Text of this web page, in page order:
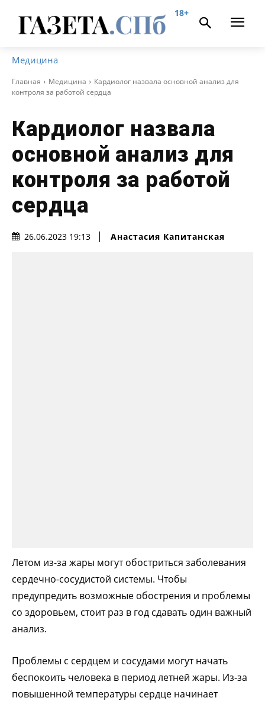
18+
Медицина
Главная Медицина
Кардиолог назвала основной анализ для
контроля за работой сердца
Кардиолог назвала
основной анализ для
контроля за работой
сердца
26.06.2023 19:13 Анастасия Капитанская
Летом из-за жары могут обостриться заболевания
сердечно-сосудистой системы. Чтобы
предупредить возможные обострения и проблемы
со здоровьем, стоит раз в год сдавать один важный
анализ.
Проблемы с сердцем и сосудами могут начать
беспокоить человека в период летней жары. Из-за
повышенной температуры сердце начинает